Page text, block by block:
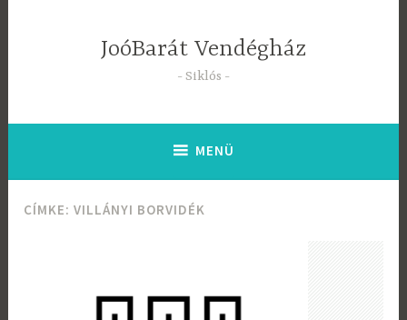
JoóBarát Vendégház
Siklós
MENÜ
CÍMKE:VILLÁNYI BORVIDÉK